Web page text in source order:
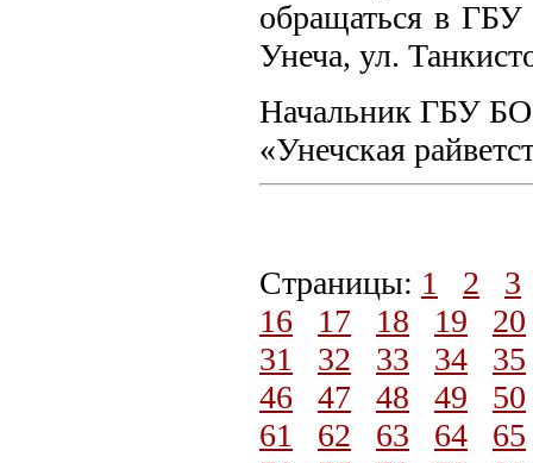
обращаться в ГБУ
Унеча, ул.
Начальник ГБУ БО
«Унечская
Страницы: 1 2
3
16
17 18 19
20
31
32 33 34
35
46
47 48 49
50
61
62 63 64
65